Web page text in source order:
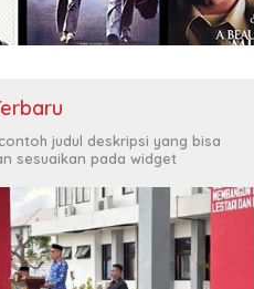
judul deskripsi yang bisa
sesuaikan pada widget